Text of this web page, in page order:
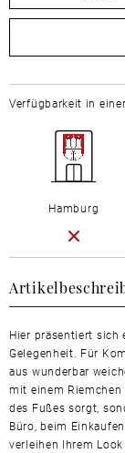
Hier präsentiert sich
Gelegenheit. Für
aus wunderbar
mit einem
des Fußes sorgt,
Büro, beim
verleihen Ihrem
Verfügbarkeit in
Hamburg